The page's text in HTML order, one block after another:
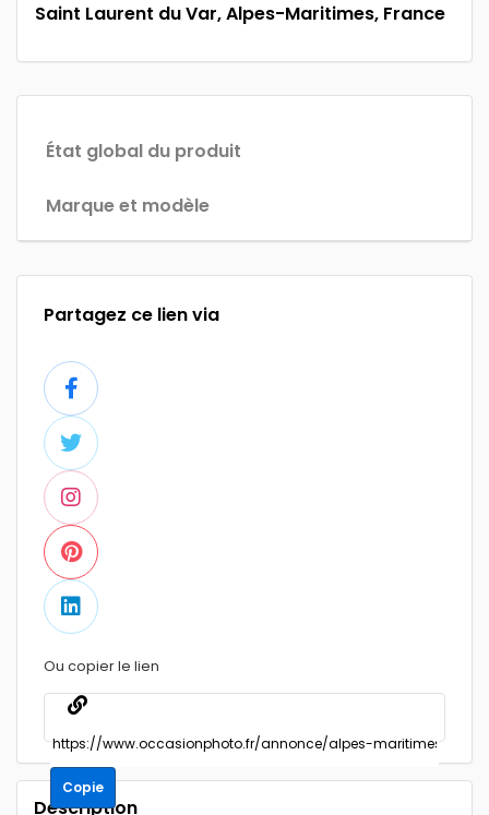
Saint Laurent du Var, Alpes-Maritimes, France
État global du produit
Marque et modèle
Partagez ce lien via
Ou copier le lien
Copie
Description